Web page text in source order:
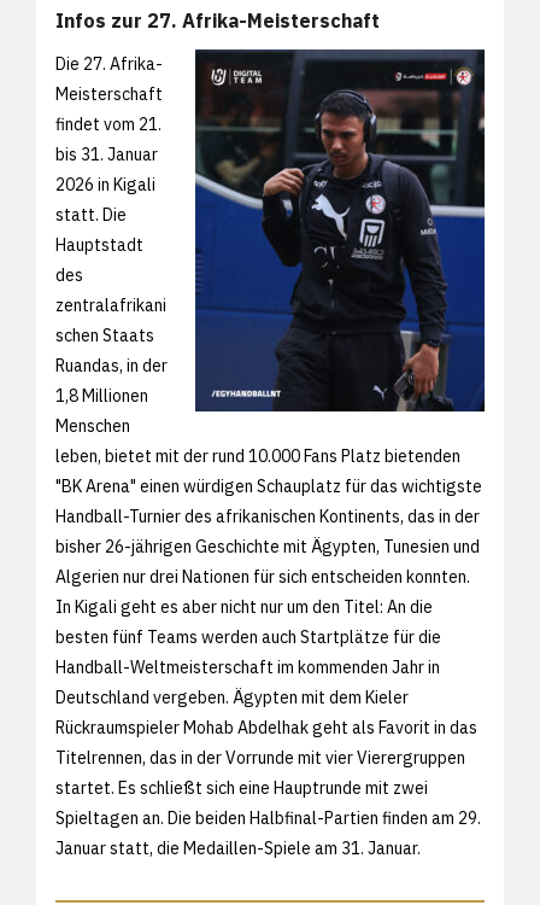
Infos zur 27. Afrika-Meisterschaft
Die 27. Afrika-
Meisterschaft
findet vom 21.
bis 31. Januar
2026 in Kigali
statt. Die
Hauptstadt
des
zentralafrikani
schen Staats
Ruandas, in der
1,8 Millionen
Menschen
leben, bietet mit der rund 10.000 Fans Platz bietenden
"BK Arena" einen würdigen Schauplatz für das wichtigste
Handball-Turnier des afrikanischen Kontinents, das in der
bisher 26-jährigen Geschichte mit Ägypten, Tunesien und
Algerien nur drei Nationen für sich entscheiden konnten.
In Kigali geht es aber nicht nur um den Titel: An die
besten fünf Teams werden auch Startplätze für die
Handball-Weltmeisterschaft im kommenden Jahr in
Deutschland vergeben. Ägypten mit dem Kieler
Rückraumspieler Mohab Abdelhak geht als Favorit in das
Titelrennen, das in der Vorrunde mit vier Vierergruppen
startet. Es schließt sich eine Hauptrunde mit zwei
Spieltagen an. Die beiden Halbfinal-Partien finden am 29.
Januar statt, die Medaillen-Spiele am 31. Januar.